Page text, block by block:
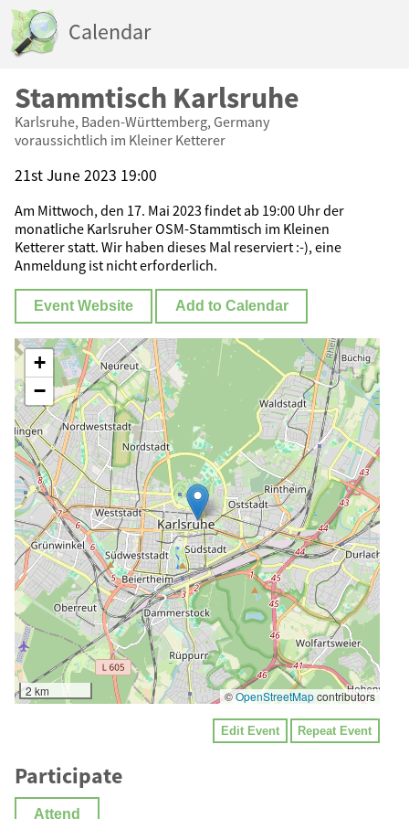
Calendar
Stammtisch Karlsruhe
Karlsruhe, Baden-Württemberg, Germany
voraussichtlich im Kleiner Ketterer
21st June 2023 19:00
Am Mittwoch, den 17. Mai 2023 findet ab 19:00 Uhr der
monatliche Karlsruher OSM-Stammtisch im Kleinen
Ketterer statt. Wir haben dieses Mal reserviert :-), eine
Anmeldung ist nicht erforderlich.
Event Website Add to Calendar
+
−
2 km ©OpenStreetMapcontributors
Edit Event Repeat Event
Participate
Attend